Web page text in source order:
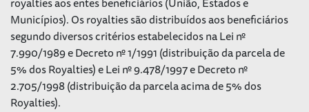
Municípios). Os royalties são distribuídos aos beneficiários
segundo diversos critérios estabelecidos na Lei nº
7.990/1989 e Decreto nº 1/1991 (distribuição da parcela de
5% dos Royalties) e Lei nº 9.478/1997 e Decreto nº
2.705/1998 (distribuição da parcela acima de 5% dos
Royalties).